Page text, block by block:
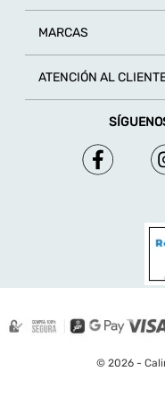
MARCAS
ATENCIÓN AL
© 2026 -